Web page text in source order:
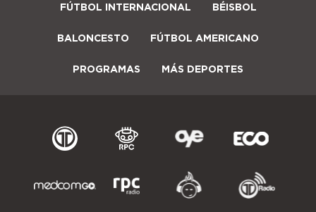
FÚTBOL INTERNACIONAL BÉISBOL
BALONCESTO FÚTBOL AMERICANO
PROGRAMAS MÁS DEPORTES